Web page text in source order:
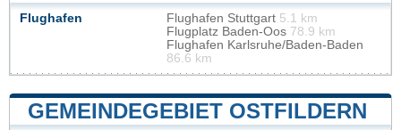
Flughafen Flughafen Stuttgart 5.1 km
Flugplatz Baden-Oos 78.9 km
Flughafen Karlsruhe/Baden-Baden
86.6 km
GEMEINDEGEBIET OSTFILDERN